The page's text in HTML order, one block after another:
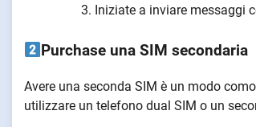
Iniziate a inviare messaggi
Purchase una SIM secondaria
Avere una seconda SIM è un modo
utilizzare un telefono dual SIM o un